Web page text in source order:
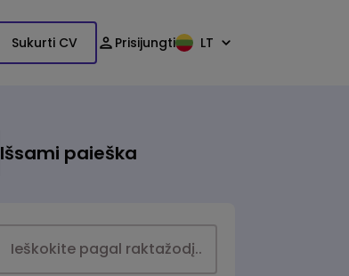
Sukurti CV Prisijungti LT
Išsami paieška